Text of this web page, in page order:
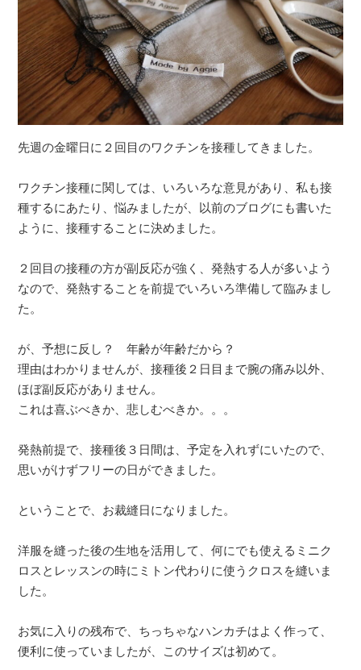
先週の金曜日に２回目のワクチンを接種してきました。
ワクチン接種に関しては、いろいろな意見があり、私も接
種するにあたり、悩みましたが、以前のブログにも書いた
ように、接種することに決めました。
２回目の接種の方が副反応が強く、発熱する人が多いよう
なので、発熱することを前提でいろいろ準備して臨みまし
た。
が、予想に反し？ 年齢が年齢だから？
理由はわかりませんが、接種後２日目まで腕の痛み以外、
ほぼ副反応がありません。
これは喜ぶべきか、悲しむべきか。。。
発熱前提で、接種後３日間は、予定を入れずにいたので、
思いがけずフリーの日ができました。
ということで、お裁縫日になりました。
洋服を縫った後の生地を活用して、何にでも使えるミニク
ロスとレッスンの時にミトン代わりに使うクロスを縫いま
した。
お気に入りの残布で、ちっちゃなハンカチはよく作って、
便利に使っていましたが、このサイズは初めて。